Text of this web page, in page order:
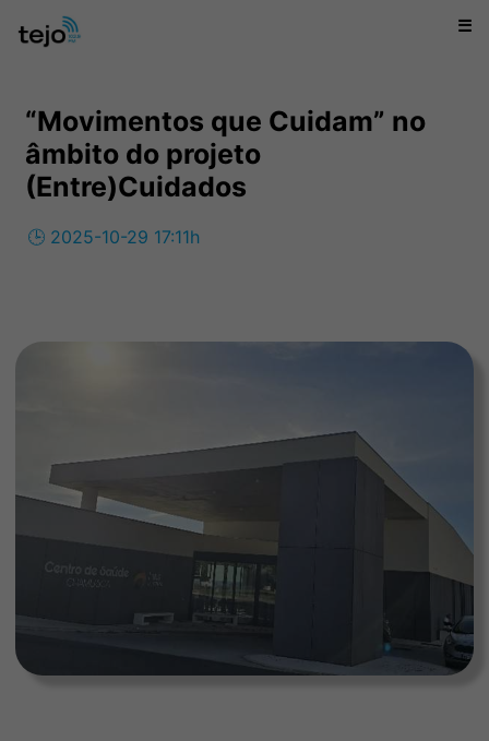
☰
“Movimentos que Cuidam” no
âmbito do projeto
(Entre)Cuidados
🕒 2025-10-29 17:11h